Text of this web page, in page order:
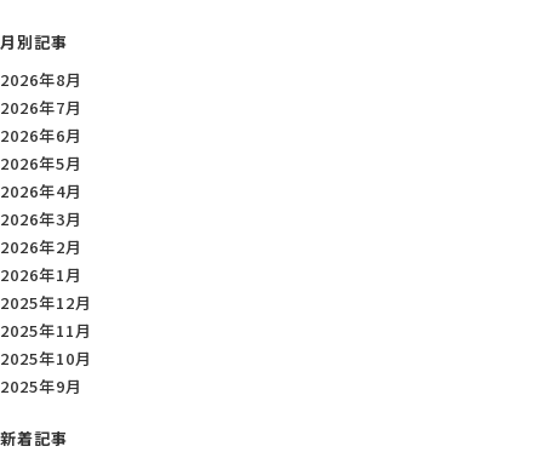
月別記事
2026年8月
2026年7月
2026年6月
2026年5月
2026年4月
2026年3月
2026年2月
2026年1月
2025年12月
2025年11月
2025年10月
2025年9月
新着記事